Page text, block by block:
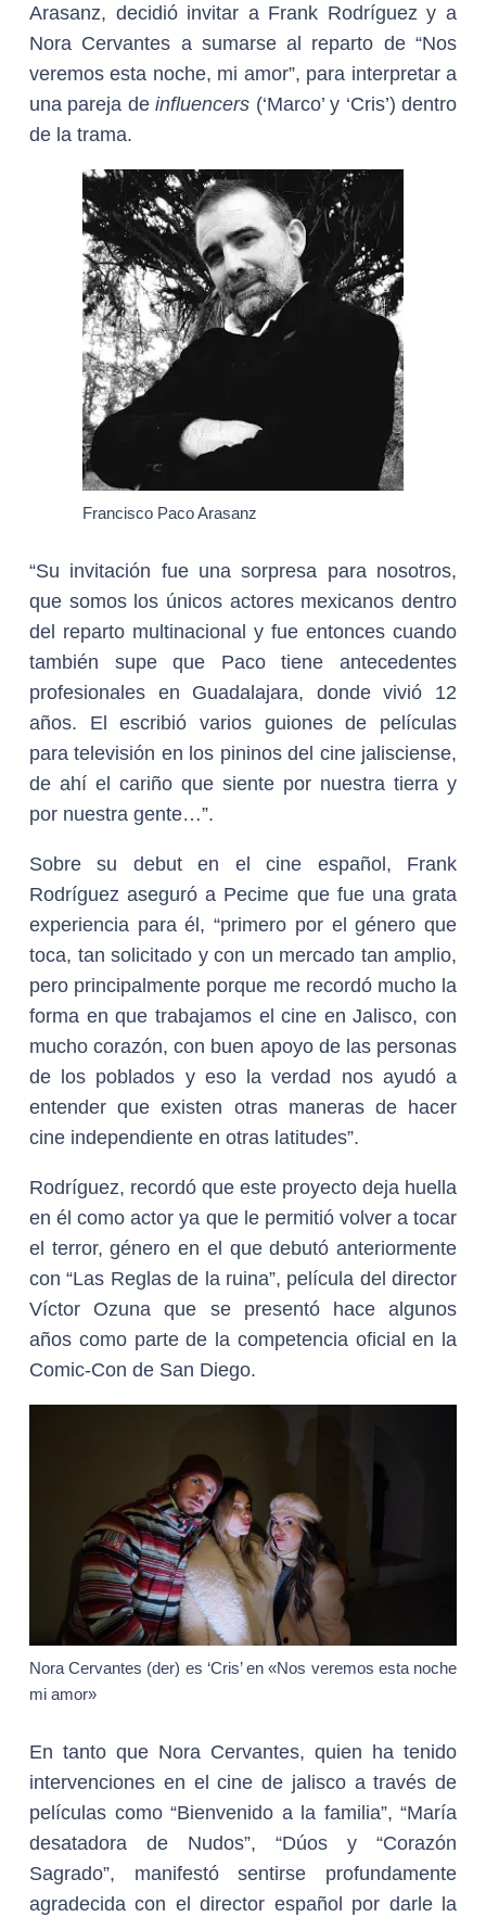
Arasanz, decidió invitar a Frank Rodríguez y a
Nora Cervantes a sumarse al reparto de “Nos
veremos esta noche, mi amor”, para interpretar a
una pareja deinfluencers (‘Marco’ y ‘Cris’) dentro
de la trama.
Francisco Paco Arasanz
“Su invitación fue una sorpresa para nosotros,
que somos los únicos actores mexicanos dentro
del reparto multinacional y fue entonces cuando
también supe que Paco tiene antecedentes
profesionales en Guadalajara, donde vivió 12
años. El escribió varios guiones de películas
para televisión en los pininos del cine jalisciense,
de ahí el cariño que siente por nuestra tierra y
por nuestra gente…”.
Sobre su debut en el cine español, Frank
Rodríguez aseguró a Pecime que fue una grata
experiencia para él, “primero por el género que
toca, tan solicitado y con un mercado tan amplio,
pero principalmente porque me recordó mucho la
forma en que trabajamos el cine en Jalisco, con
mucho corazón, con buen apoyo de las personas
de los poblados y eso la verdad nos ayudó a
entender que existen otras maneras de hacer
cine independiente en otras latitudes”.
Rodríguez, recordó que este proyecto deja huella
en él como actor ya que le permitió volver a tocar
el terror, género en el que debutó anteriormente
con “Las Reglas de la ruina”, película del director
Víctor Ozuna que se presentó hace algunos
años como parte de la competencia oficial en la
Comic-Con de San Diego.
Nora Cervantes (der) es ‘Cris’ en «Nos veremos esta noche
mi amor»
En tanto que Nora Cervantes, quien ha tenido
intervenciones en el cine de jalisco a través de
películas como “Bienvenido a la familia”, “María
desatadora de Nudos”, “Dúos y “Corazón
Sagrado”, manifestó sentirse profundamente
agradecida con el director español por darle la